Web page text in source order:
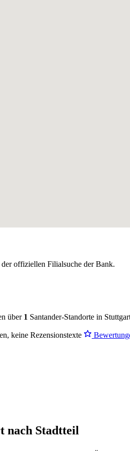
offiziellen Filialsuche der Bank.
über 1 Santander-Standorte in
keine Rezensionstexte
nach Stadtteil